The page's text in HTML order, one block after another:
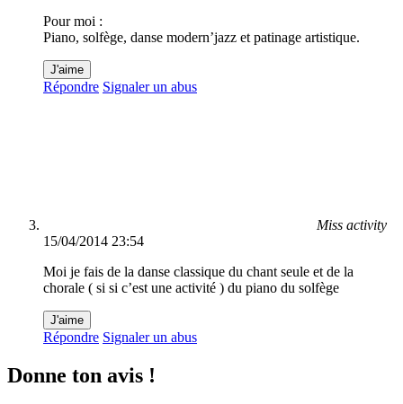
Pour moi :
Piano, solfège, danse modern’jazz et patinage artistique.
J'aime
Répondre Signaler un abus
Miss activity
15/04/2014 23:54
Moi je fais de la danse classique du chant seule et de la
chorale ( si si c’est une activité ) du piano du solfège
J'aime
Répondre Signaler un abus
Donne ton avis !